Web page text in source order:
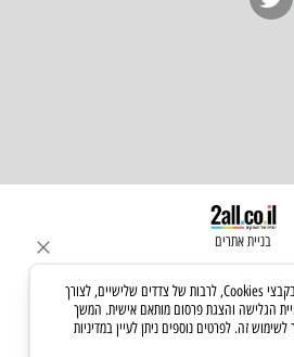
בניית אתרים
לידיעתך, באתרנו נעשה שימוש בקבצי Cookies, לרבות של צדדים שלישיים, לצורך
הגלישה והצגת פרסום מותאם אישית. המשך
זה. לפרטים נוספים ניתן לעיין במדיניות